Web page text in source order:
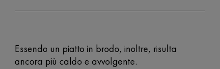
Essendo un piatto in brodo, inoltre, risulta
ancora più caldo e avvolgente.